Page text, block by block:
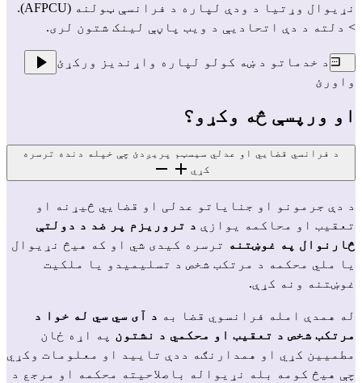
نړیوال وړتیا د ودې لپاره د فرانسې ټولنه (AFPCU).
> دلته د دې اتحادیې د ویب پاڼې لینک شتون لری.
د خدماتو د ښه کولو لپاره واړندیز ورکړئ
واورئ
او ورپسې څه وکړو؟
د فرانسي قضایي او عدلي سیسټم پریږدئ چې خپله دنده ترسره
کړي
د دې جرمونو او جنایاتو عدلی او قضايي څیړنه او
تعقیب او محاکمه یوازې د تروریزم پر ضد د دولتې
څارنوال په غوښتنه ترسره کیدی شي او که هیڅ نړیوال
یا ملي محکمه د مرتکب شخص د تسلیمیدو یا ملکیت
غوښتنه ونه کړې.
له همدې امله فرانسوي قضا به د آی سي سي له خوا د
مرتکب شخص د تعقیب او محکمي د نشتون په اړه ځان
مطمیین کړي او همدارنګه ددې تایید او معلومات وکړي
چې هیڅ کومه بله نړیواله باصلاحیته محکمه او مرجع د